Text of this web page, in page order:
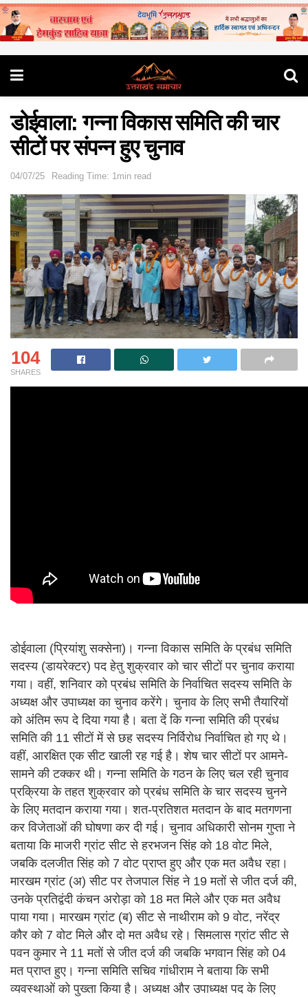
डोईवाला: गन्ना विकास समिति की चार
सीटों पर संपन्न हुए चुनाव
04/07/25 Reading Time: 1min read
104
SHARES
डोईवाला (प्रियांशु सक्सेना)। गन्ना विकास समिति के प्रबंध समिति
सदस्य (डायरेक्टर) पद हेतु शुक्रवार को चार सीटों पर चुनाव कराया
गया। वहीं, शनिवार को प्रबंध समिति के निर्वाचित सदस्य समिति के
अध्यक्ष और उपाध्यक्ष का चुनाव करेंगे। चुनाव के लिए सभी तैयारियों
को अंतिम रूप दे दिया गया है। बता दें कि गन्ना समिति की प्रबंध
समिति की 11 सीटों में से छह सदस्य निर्विरोध निर्वाचित हो गए थे।
वहीं, आरक्षित एक सीट खाली रह गई है। शेष चार सीटों पर आमने-
सामने की टक्कर थी। गन्ना समिति के गठन के लिए चल रही चुनाव
प्रक्रिया के तहत शुक्रवार को प्रबंध समिति के चार सदस्य चुनने
के लिए मतदान कराया गया। शत-प्रतिशत मतदान के बाद मतगणना
कर विजेताओं की घोषणा कर दी गई। चुनाव अधिकारी सोनम गुप्ता ने
बताया कि माजरी ग्रांट सीट से हरभजन सिंह को 18 वोट मिले,
जबकि दलजीत सिंह को 7 वोट प्राप्त हुए और एक मत अवैध रहा।
मारखम ग्रांट (अ) सीट पर तेजपाल सिंह ने 19 मतों से जीत दर्ज की,
उनके प्रतिद्वंदी कंचन अरोड़ा को 18 मत मिले और एक मत अवैध
पाया गया। मारखम ग्रांट (ब) सीट से नाथीराम को 9 वोट, नरेंद्र
कौर को 7 वोट मिले और दो मत अवैध रहे। सिमलास ग्रांट सीट से
पवन कुमार ने 11 मतों से जीत दर्ज की जबकि भगवान सिंह को 04
मत प्राप्त हुए। गन्ना समिति सचिव गांधीराम ने बताया कि सभी
व्यवस्थाओं को पुख्ता किया है। अध्यक्ष और उपाध्यक्ष पद के लिए